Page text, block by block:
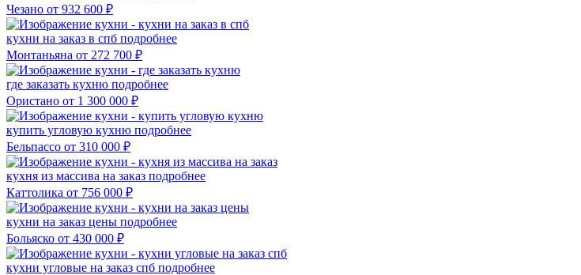
Чезано от 932 600 ₽
кухни на заказ в спб подробнее
Монтаньяна от 272 700 ₽
где заказать кухню подробнее
Ористано от 1 300 000 ₽
купить угловую кухню подробнее
Бельпассо от 310 000 ₽
кухня из массива на заказ подробнее
Каттолика от 756 000 ₽
кухни на заказ цены подробнее
Больяско от 430 000 ₽
кухни угловые на заказ спб подробнее